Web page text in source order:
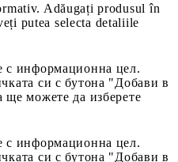
Adăugați produsul în
putea selecta detaliile
с информационна цел.
си с бутона "Добави в
можете да изберете
с информационна цел.
си с бутона "Добави в